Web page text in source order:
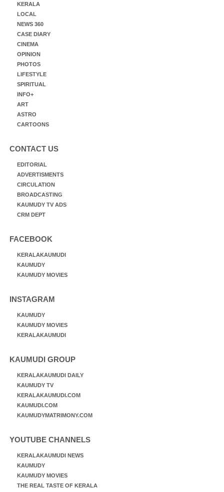
KERALA
LOCAL
NEWS 360
CASE DIARY
CINEMA
OPINION
PHOTOS
LIFESTYLE
SPIRITUAL
INFO+
ART
ASTRO
CARTOONS
CONTACT US
EDITORIAL
ADVERTISMENTS
CIRCULATION
BROADCASTING
KAUMUDY TV ADS
CRM DEPT
FACEBOOK
KERALAKAUMUDI
KAUMUDY
KAUMUDY MOVIES
INSTAGRAM
KAUMUDY
KAUMUDY MOVIES
KERALAKAUMUDI
KAUMUDI GROUP
KERALAKAUMUDI DAILY
KAUMUDY TV
KERALAKAUMUDI.COM
KAUMUDI.COM
KAUMUDYMATRIMONY.COM
YOUTUBE CHANNELS
KERALAKAUMUDI NEWS
KAUMUDY
KAUMUDY MOVIES
THE REAL TASTE OF KERALA